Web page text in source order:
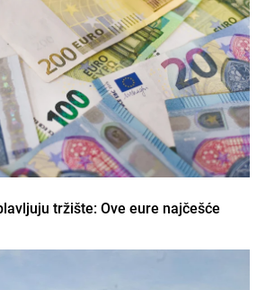
tržište: Ove eure najčešće